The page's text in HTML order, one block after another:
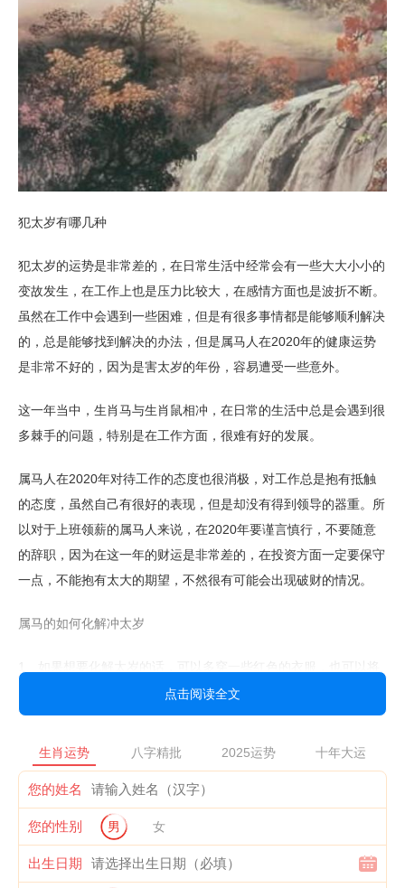
犯太岁有哪几种
犯太岁的运势是非常差的，在日常生活中经常会有一些大大小小的
变故发生，在工作上也是压力比较大，在感情方面也是波折不断。
虽然在工作中会遇到一些困难，但是有很多事情都是能够顺利解决
的，总是能够找到解决的办法，但是属马人在2020年的健康运势
是非常不好的，因为是害太岁的年份，容易遭受一些意外。
这一年当中，生肖马与生肖鼠相冲，在日常的生活中总是会遇到很
多棘手的问题，特别是在工作方面，很难有好的发展。
属马人在2020年对待工作的态度也很消极，对工作总是抱有抵触
的态度，虽然自己有很好的表现，但是却没有得到领导的器重。所
以对于上班领薪的属马人来说，在2020年要谨言慎行，不要随意
的辞职，因为在这一年的财运是非常差的，在投资方面一定要保守
一点，不能抱有太大的期望，不然很有可能会出现破财的情况。
属马的如何化解冲太岁
1、如果想要化解太岁的话，可以多穿一些红色的衣服，也可以将
家里摆放一些红色的家具用品，最好是以红色的氛围为主。
及发光的红地毯等等，这些东西都能够发挥出积极有效的作用。
品，比如生肖狗、生肖羊等等，这些吉祥物在日常生活当中有很多
值得属马人注意的地方，尤其在冲太岁的年份当中，佩戴这些风水
物品能够有效的化解冲太岁所造成的负面影响，有效的化解他们的
点击阅读全文
生肖运势 八字精批 2025运势 十年大运
您的姓名
您的性别 男 女
出生日期